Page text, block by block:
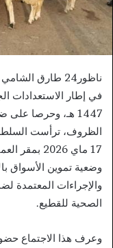
ناظور24 طارق الشامي
في إطار الاستعدادات
1447 هـ، وحرصا
الظروف، ترأست السلطة
17 ماي
وضعية تموين الأسواق
والإجراءات المعتمدة
الصحية للقطيع.
وعرف هذا الاجتماع